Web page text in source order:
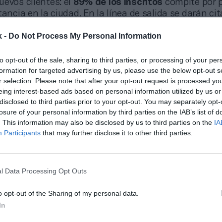
- Do Not Process My Personal Information
opt-out of the sale, sharing to third parties, or processing of your
for targeted advertising by us, please use the below opt-out
selection. Please note that after your opt-out request is processed
interest-based ads based on personal information utilized by us
to third parties prior to your opt-out. You may separately
of your personal information by third parties on the IAB’s list of
This information may also be disclosed by us to third parties on the
Participants that may further disclose it to other third parties.
Data Processing Opt Outs
opt-out of the Sharing of my personal data.
clientes: el 89% de los inscritos compite por
en la ciudad. En la línea de salida se darán
revierte positivamente en la economía local; vamos
explicado Rocío Gil,concejala de Deportes de
evento generó 4,84 millones de euros en la
cada euro que se destinó a la organización de esta
de gasto turístico. El alojamiento representó
seguido de la restauración (19%), mientras que el
entre transporte, compras en comercios y ocio.
Luis Cervera,director general de deportes de la
ser un evento excepcional para la ciudad,
de infraestructuras de primer nivel, cultura y
ha destacado Cervera.